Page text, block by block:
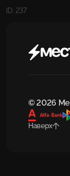
ID: 237
© 2026
Наверх